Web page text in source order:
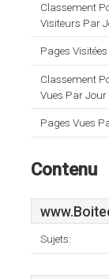
Classement
Visiteurs Par
Pages
Classement
Vues Par Jour
Pages Vues
Contenu
Sujets: